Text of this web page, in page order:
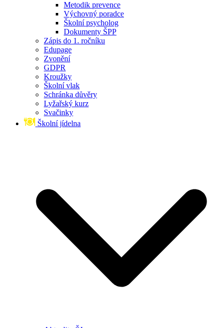
Metodik prevence
Výchovný poradce
Školní psycholog
Dokumenty ŠPP
Zápis do 1. ročníku
Edupage
Zvonění
GDPR
Kroužky
Školní vlak
Schránka důvěry
Lyžařský kurz
Svačinky
Školní jídelna